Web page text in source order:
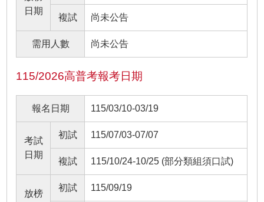
日期
複試 尚未公告
需用人數 尚未公告
115/2026高普考報考日期
報名日期 115/03/10-03/19
考試
日期
初試 115/07/03-07/07
複試 115/10/24-10/25 (部分類組須口試)
放榜
初試 115/09/19